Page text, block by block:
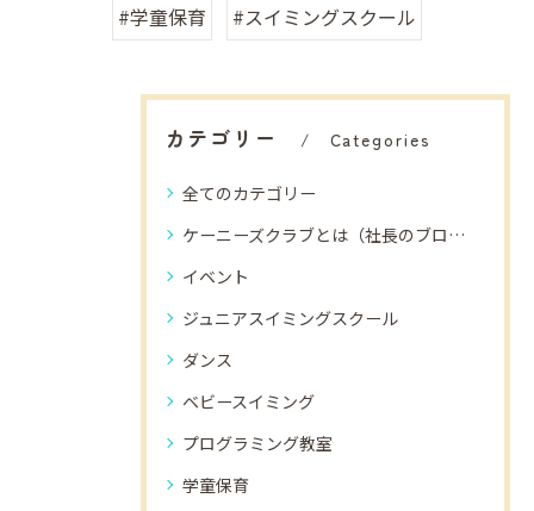
#学童保育 #スイミングスクール
カテゴリー Categories
全てのカテゴリー
ケーニーズクラブとは（社長のブログ）
イベント
ジュニアスイミングスクール
ダンス
ベビースイミング
プログラミング教室
学童保育